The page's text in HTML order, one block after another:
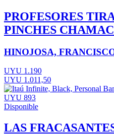
PROFESORES
PINCHES
HINOJOSA,
UYU 1.190
UYU 1.011,50
UYU 893
Disponible
LAS